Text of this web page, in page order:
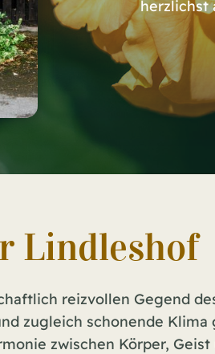
herzlichst
Lindleshof
reizvollen Gegend
zugleich schonende
zwischen Körper, Geist